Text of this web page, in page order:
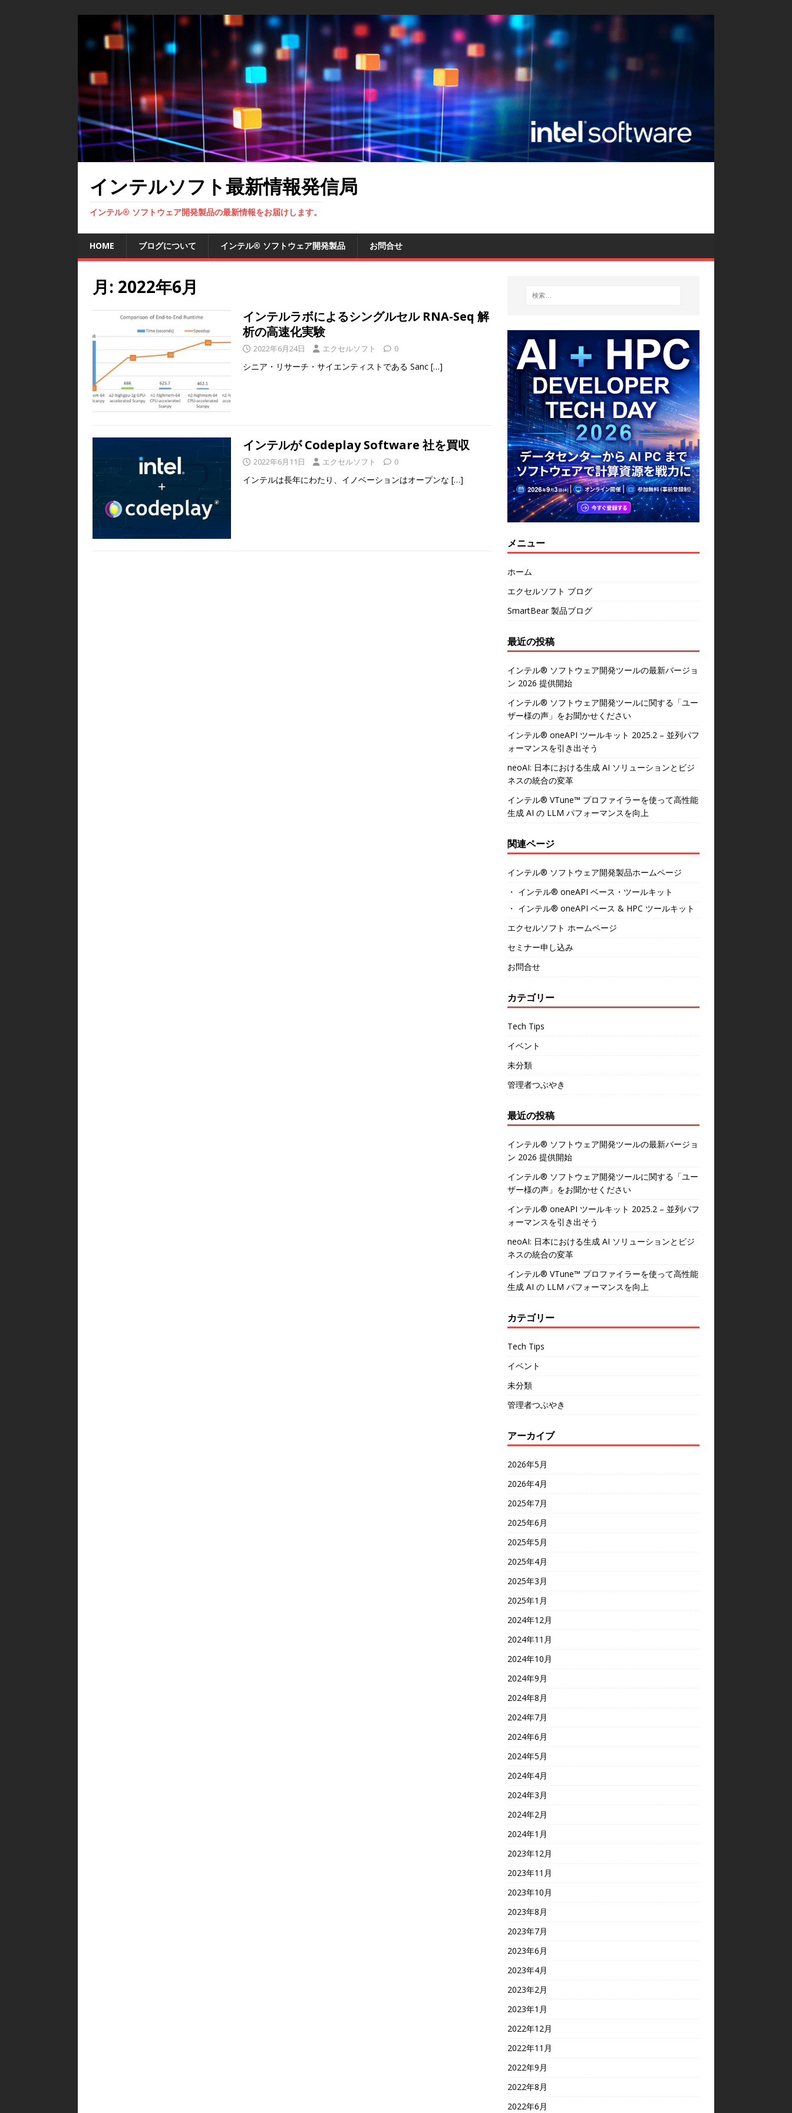
インテルソフト最新情報発信局
インテル® ソフトウェア開発製品の最新情報をお届けします。
HOME ブログについて インテル® ソフトウェア開発製品 お問合せ
月: 2022年6月
インテルラボによるシングルセル RNA-Seq 解
析の高速化実験
2022年6月24日 エクセルソフト 0
シニア・リサーチ・サイエンティストである Sanc […]
インテルが Codeplay Software 社を買収
2022年6月11日 エクセルソフト 0
インテルは長年にわたり、イノベーションはオープンな […]
メニュー
ホーム
エクセルソフト ブログ
SmartBear 製品ブログ
最近の投稿
インテル® ソフトウェア開発ツールの最新バージョ
ン 2026 提供開始
インテル® ソフトウェア開発ツールに関する「ユー
ザー様の声」をお聞かせください
インテル® oneAPI ツールキット 2025.2 – 並列パフ
ォーマンスを引き出そう
neoAI: 日本における生成 AI ソリューションとビジ
ネスの統合の変革
インテル® VTune™ プロファイラーを使って高性能
生成 AI の LLM パフォーマンスを向上
関連ページ
インテル® ソフトウェア開発製品ホームページ
・ インテル® oneAPI ベース・ツールキット
・ インテル® oneAPI ベース & HPC ツールキット
エクセルソフト ホームページ
セミナー申し込み
お問合せ
カテゴリー
Tech Tips
イベント
未分類
管理者つぶやき
最近の投稿
インテル® ソフトウェア開発ツールの最新バージョ
ン 2026 提供開始
インテル® ソフトウェア開発ツールに関する「ユー
ザー様の声」をお聞かせください
インテル® oneAPI ツールキット 2025.2 – 並列パフ
ォーマンスを引き出そう
neoAI: 日本における生成 AI ソリューションとビジ
ネスの統合の変革
インテル® VTune™ プロファイラーを使って高性能
生成 AI の LLM パフォーマンスを向上
カテゴリー
Tech Tips
イベント
未分類
管理者つぶやき
アーカイブ
2026年5月
2026年4月
2025年7月
2025年6月
2025年5月
2025年4月
2025年3月
2025年1月
2024年12月
2024年11月
2024年10月
2024年9月
2024年8月
2024年7月
2024年6月
2024年5月
2024年4月
2024年3月
2024年2月
2024年1月
2023年12月
2023年11月
2023年10月
2023年8月
2023年7月
2023年6月
2023年4月
2023年2月
2023年1月
2022年12月
2022年11月
2022年9月
2022年8月
2022年6月